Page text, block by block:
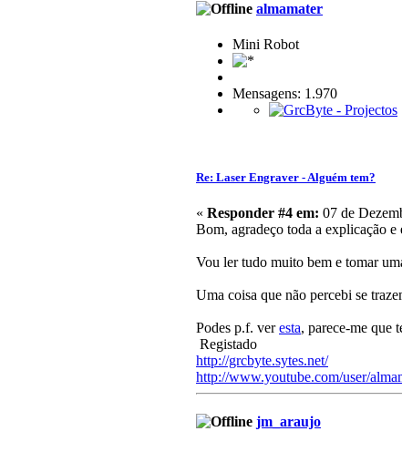
almamater
Mini Robot
Mensagens: 1.970
Re: Laser Engraver - Alguém tem?
« Responder #4 em: 07 de
Bom, agradeço toda a explicação
Vou ler tudo muito bem e tomar
Uma coisa que não percebi se
Podes p.f. veresta, parece-me que
Registado
http://grcbyte.sytes.net/
http://www.youtube.com/user/
jm_araujo